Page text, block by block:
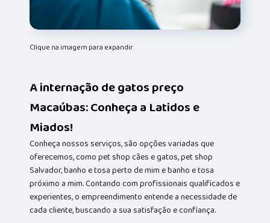
Clique na imagem para expandir
A internação de gatos preço
Macaúbas: Conheça a Latidos e
Miados!
Conheça nossos serviços, são opções variadas que
oferecemos, como pet shop cães e gatos, pet shop
Salvador, banho e tosa perto de mim e banho e tosa
próximo a mim. Contando com profissionais qualificados e
experientes, o empreendimento entende a necessidade de
cada cliente, buscando a sua satisfação e confiança.